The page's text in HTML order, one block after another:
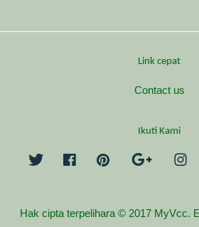
Link cepat
Contact us
Ikuti Kami
Twitter FacebookPinterest Google
Hak cipta terpelihara © 2017 MyVcc.